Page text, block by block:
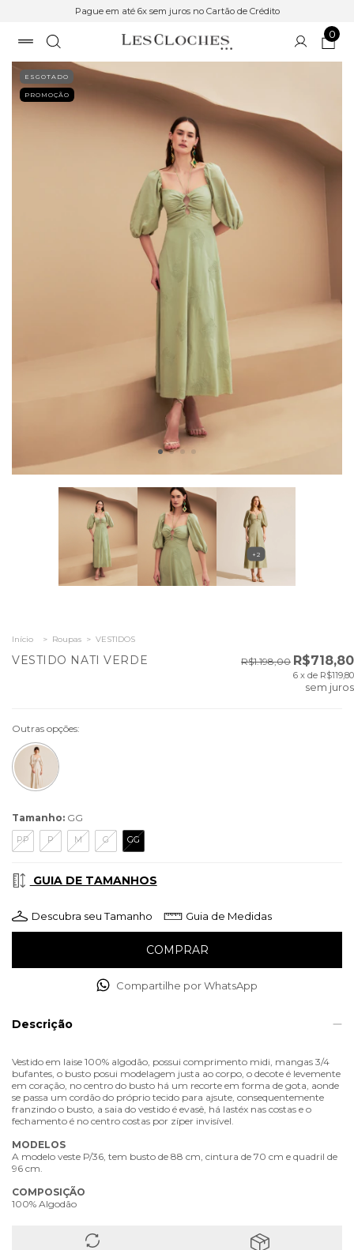
Pague em até 6x sem juros no Cartão de Crédito
0
+2
ESGOTADO
PROMOÇÃO
Início > Roupas > VESTIDOS
VESTIDO NATI VERDE R$1.198,00 R$718,80
6 x de R$119,80
sem juros
Outras opções:
Tamanho: GG
PP P M G GG
GUIA DE TAMANHOS
Descubra seu Tamanho Guia de Medidas
Compartilhe por WhatsApp
Descrição
Vestido em laise 100% algodão, possui comprimento midi, mangas 3/4
bufantes, o busto posui modelagem justa ao corpo, o decote é levemente
em coração, no centro do busto há um recorte em forma de gota, aonde
se passa um cordão do próprio tecido para ajsute, consequentemente
franzindo o busto, a saia do vestido é evasê, há lastéx nas costas e o
fechamento é no centro costas por zíper invisível.
MODELOS
A modelo veste P/36, tem busto de 88 cm, cintura de 70 cm e quadril de
96 cm.
COMPOSIÇÃO
100% Algodão